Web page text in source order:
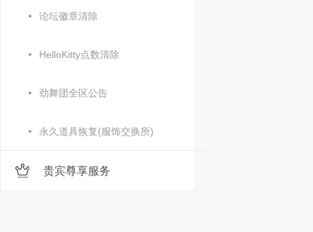
论坛徽章清除
HelloKitty点数清除
劲舞团全区公告
永久道具恢复(服饰交换所)
贵宾尊享服务